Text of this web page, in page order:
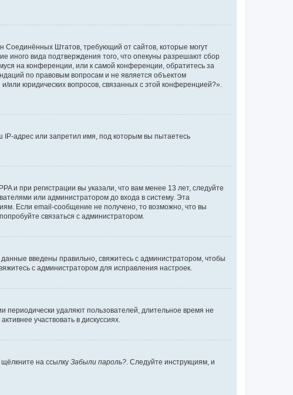
Соединённых Штатов, требующий от сайтов, которые могут
иного вида подтверждения того, что опекуны разрешают сбор
на конференции, или к самой конференции, обратитесь за
по правовым вопросам и не является объектом
или юридических вопросов, связанных с этой конференцией?».
IP-адрес или запретил имя, под которым вы пытаетесь
и при регистрации вы указали, что вам менее 13 лет, следуйте
или администратором до входа в систему. Эта
Если email-сообщение не получено, то возможно, что вы
связаться с администратором.
введены правильно, свяжитесь с администратором, чтобы
с администратором для исправления настроек.
периодически удаляют пользователей, длительное время не
участвовать в дискуссиях.
на ссылку Забыли пароль?. Следуйте инструкциям, и